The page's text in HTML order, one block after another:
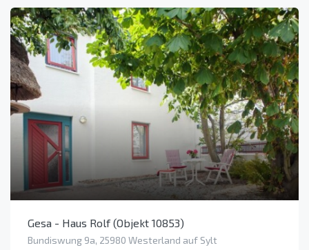
Gesa - Haus Rolf (Objekt 10853)
Bundiswung 9a, 25980 Westerland auf Sylt